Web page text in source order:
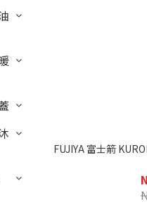
FUJIYA 富士箭